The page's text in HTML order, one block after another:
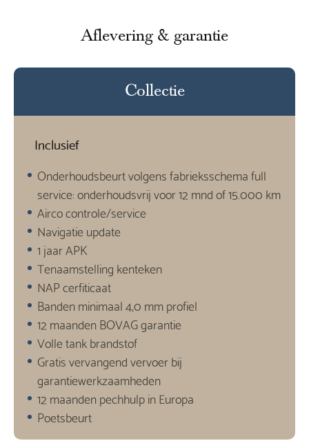
Aflevering & garantie
Collectie
Inclusief
Onderhoudsbeurt volgens fabrieksschema full
service: onderhoudsvrij voor 12 mnd of 15.000 km
Airco controle/service
Navigatie update
1 jaar APK
Tenaamstelling kenteken
NAP cerfiticaat
Banden minimaal 4,0 mm profiel
12 maanden BOVAG garantie
Volle tank brandstof
Gratis vervangend vervoer bij
garantiewerkzaamheden
12 maanden pechhulp in Europa
Poetsbeurt